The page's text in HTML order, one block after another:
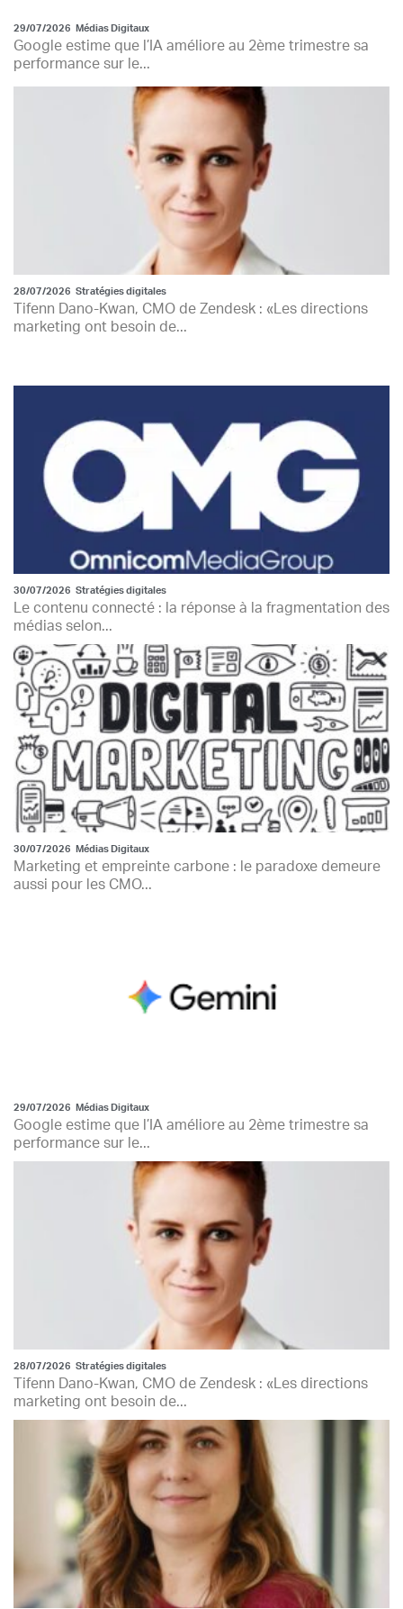
29/07/2026 Médias Digitaux
Google estime que l’IA améliore au 2ème trimestre sa
performance sur le...
28/07/2026 Stratégies digitales
Tifenn Dano-Kwan, CMO de Zendesk : «Les directions
marketing ont besoin de...
30/07/2026 Stratégies digitales
Le contenu connecté : la réponse à la fragmentation des
médias selon...
30/07/2026 Médias Digitaux
Marketing et empreinte carbone : le paradoxe demeure
aussi pour les CMO...
29/07/2026 Médias Digitaux
Google estime que l’IA améliore au 2ème trimestre sa
performance sur le...
28/07/2026 Stratégies digitales
Tifenn Dano-Kwan, CMO de Zendesk : «Les directions
marketing ont besoin de...